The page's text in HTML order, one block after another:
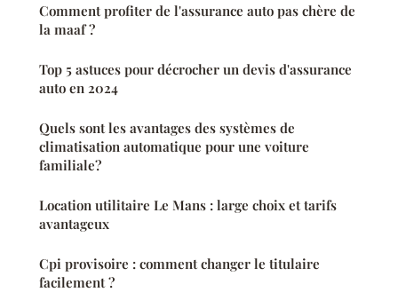
Comment profiter de l'assurance auto pas chère de
la maaf ?
Top 5 astuces pour décrocher un devis d'assurance
auto en 2024
Quels sont les avantages des systèmes de
climatisation automatique pour une voiture
familiale?
Location utilitaire Le Mans : large choix et tarifs
avantageux
Cpi provisoire : comment changer le titulaire
facilement ?